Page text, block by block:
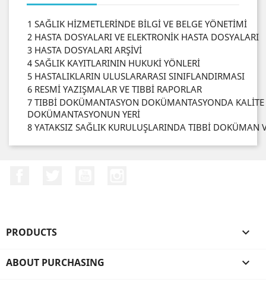
1 SAĞLIK HİZMETLERİNDE BİLGİ VE BELGE YÖNETİMİ
2 HASTA DOSYALARI VE ELEKTRONİK HASTA DOSYALARI
3 HASTA DOSYALARI ARŞİVİ
4 SAĞLIK KAYITLARININ HUKUKİ YÖNLERİ
5 HASTALIKLARIN ULUSLARARASI SINIFLANDIRMASI
6 RESMİ YAZIŞMALAR VE TIBBİ RAPORLAR
7 TIBBİ DOKÜMANTASYON DOKÜMANTASYONDA KALİTE
DOKÜMANTASYONUN YERİ
8 YATAKSIZ SAĞLIK KURULUŞLARINDA TIBBİ DOKÜMAN
PRODUCTS 
ABOUT PURCHASING 